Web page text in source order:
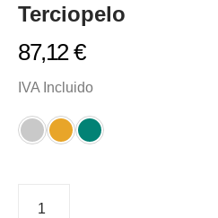
Terciopelo
87,12€
IVA Incluido